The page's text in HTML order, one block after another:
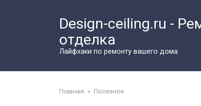
Design-ceiling.ru -
отделка
Лайфхаки по ремонту вашего дома
Главная » Полезное